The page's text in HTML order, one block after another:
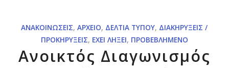
ΑΝΑΚΟΙΝΏΣΕΙΣ,ΑΡΧΕΊΟ, ΔΕΛΤΊΑ ΤΎΠΟΥ, ΔΙΑΚΗΡΎΞΕΙΣ /
ΠΡΟΚΗΡΎΞΕΙΣ, ΈΧΕΙ ΛΉΞΕΙ, ΠΡΟΒΕΒΛΗΜΈΝΟ
Ανοικτός Διαγωνισμός